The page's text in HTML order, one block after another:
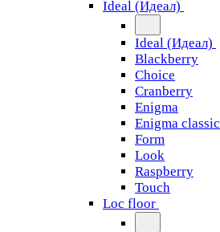
Ideal (Идеал)
Ideal (Идеал)
Blackberry
Choice
Cranberry
Enigma
Enigma classic
Form
Look
Raspberry
Touch
Loc floor